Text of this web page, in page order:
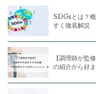
SDGsとは？
すく徹底解説
【調理師が監
の紹介から好